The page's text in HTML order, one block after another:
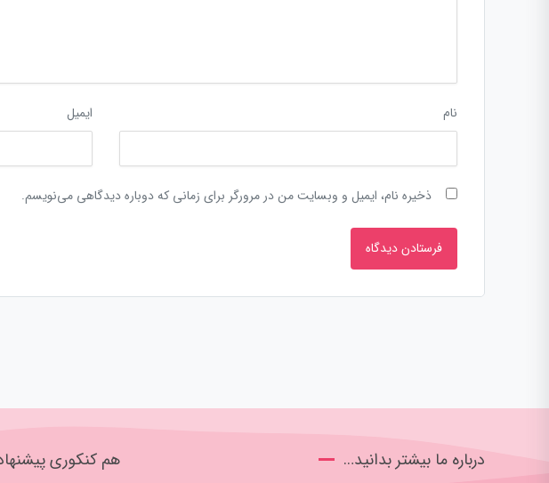
نام ایمیل
ذخیره نام، ایمیل و وبسایت من در مرورگر برای زمانی که دوباره دیدگاهی می‌نویسم.
درباره ما بیشتر بدانید… هم کنکوری